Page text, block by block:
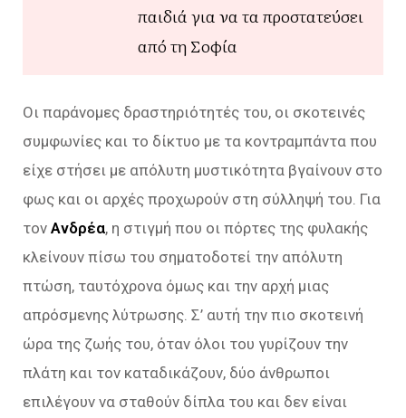
παιδιά για να τα προστατεύσει
από τη Σοφία
Οι παράνομες δραστηριότητές του, οι σκοτεινές
συμφωνίες και το δίκτυο με τα κοντραμπάντα που
είχε στήσει με απόλυτη μυστικότητα βγαίνουν στο
φως και οι αρχές προχωρούν στη σύλληψή του. Για
τον Ανδρέα, η στιγμή που οι πόρτες της φυλακής
κλείνουν πίσω του σηματοδοτεί την απόλυτη
πτώση, ταυτόχρονα όμως και την αρχή μιας
απρόσμενης λύτρωσης. Σ’ αυτή την πιο σκοτεινή
ώρα της ζωής του, όταν όλοι του γυρίζουν την
πλάτη και τον καταδικάζουν, δύο άνθρωποι
επιλέγουν να σταθούν δίπλα του και δεν είναι